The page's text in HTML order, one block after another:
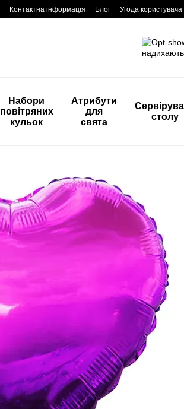
Контактна інформація Блог Угода користувача
Набори
повітряних
кульок
Атрибути
для
свята
столу